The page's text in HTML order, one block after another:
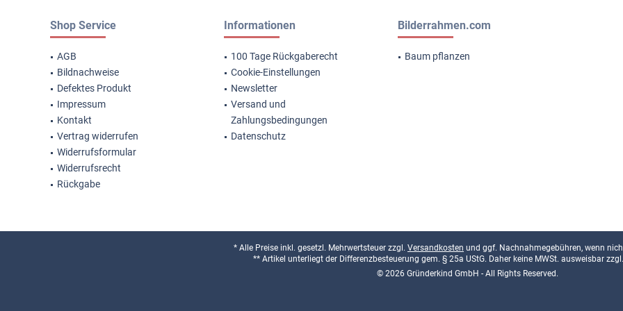
Shop Service
AGB
Bildnachweise
Defektes Produkt
Impressum
Kontakt
Vertrag widerrufen
Widerrufsformular
Widerrufsrecht
Rückgabe
Informationen
100 Tage Rückgaberecht
Cookie-Einstellungen
Newsletter
Versand und
Zahlungsbedingungen
Datenschutz
Bilderrahmen.com
Baum pflanzen
* Alle Preise inkl. gesetzl. Mehrwertsteuer zzgl. Versandkosten und ggf. Nachnahmegebühren, wenn
** Artikel unterliegt der Differenzbesteuerung gem. § 25a UStG. Daher keine MWSt. ausweisbar zzgl.
© 2026 Gründerkind GmbH - All Rights Reserved.